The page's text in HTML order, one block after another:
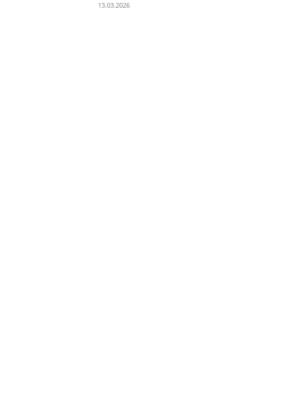
13.03.2026